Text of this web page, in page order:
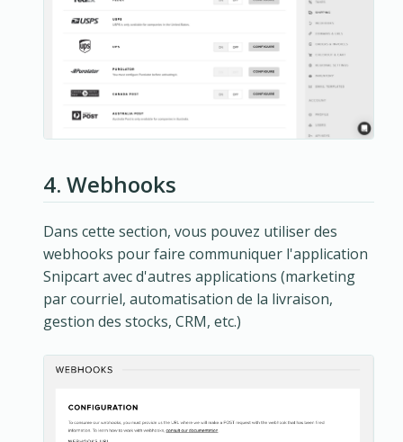
4. Webhooks
Dans cette section, vous pouvez utiliser des
webhooks pour faire communiquer l'application
Snipcart avec d'autres applications (marketing
par courriel, automatisation de la livraison,
gestion des stocks, CRM, etc.)